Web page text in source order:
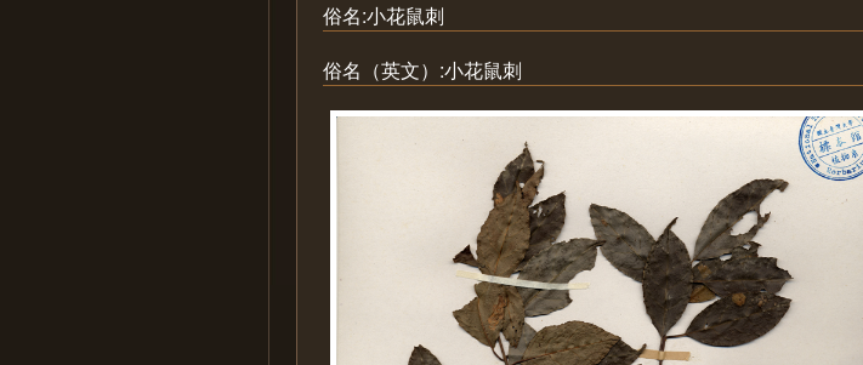
俗名:小花鼠刺
俗名（英文）:小花鼠刺